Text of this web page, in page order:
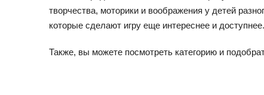
творчества, моторики и воображения у детей
которые сделают игру еще интереснее и
Также, вы можете посмотреть категорию и